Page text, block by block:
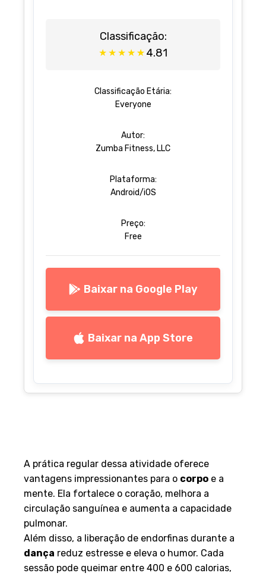
Classificação:
★ ★ ★ ★ ★ 4.81
Classificação Etária:
Everyone
Autor:
Zumba Fitness, LLC
Plataforma:
Android/iOS
Preço:
Free
Baixar na Google Play
Baixar na App Store
A prática regular dessa atividade oferece
vantagens impressionantes para o corpo e a
mente. Ela fortalece o coração, melhora a
circulação sanguínea e aumenta a capacidade
pulmonar.
Além disso, a liberação de endorfinas durante a
dança reduz estresse e eleva o humor. Cada
sessão pode queimar entre 400 e 600 calorias,